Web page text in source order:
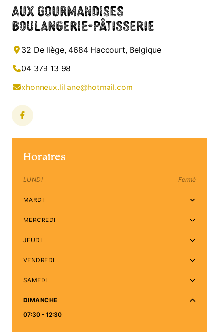
Aux gourmandises
Boulangerie-Pâtisserie
32 De liège, 4684 Haccourt, Belgique
04 379 13 98
xhonneux.liliane@hotmail.com
Horaires
LUNDI Fermé
MARDI
MERCREDI
JEUDI
VENDREDI
SAMEDI
DIMANCHE
07:30 – 12:30